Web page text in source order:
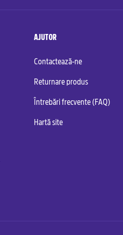
AJUTOR
Contactează-ne
Returnare produs
Întrebări frecvente (FAQ)
Hartă site